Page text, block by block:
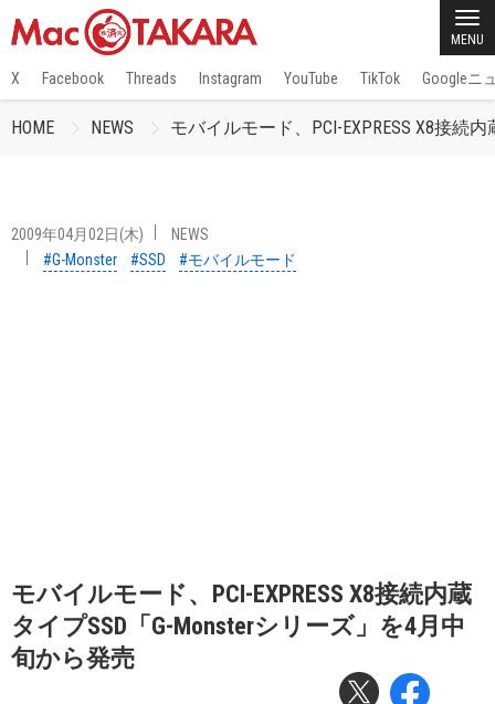
MENU
X Facebook Threads Instagram YouTube TikTok Googleニ
HOME NEWS モバイルモード、PCI-EXPRESS X8接続
2009年04月02日(木)
NEWS
#G-Monster
#SSD #モバイルモード
モバイルモード、PCI-EXPRESS X8接続内蔵
タイプSSD「G-Monsterシリーズ」を4月中
旬から発売